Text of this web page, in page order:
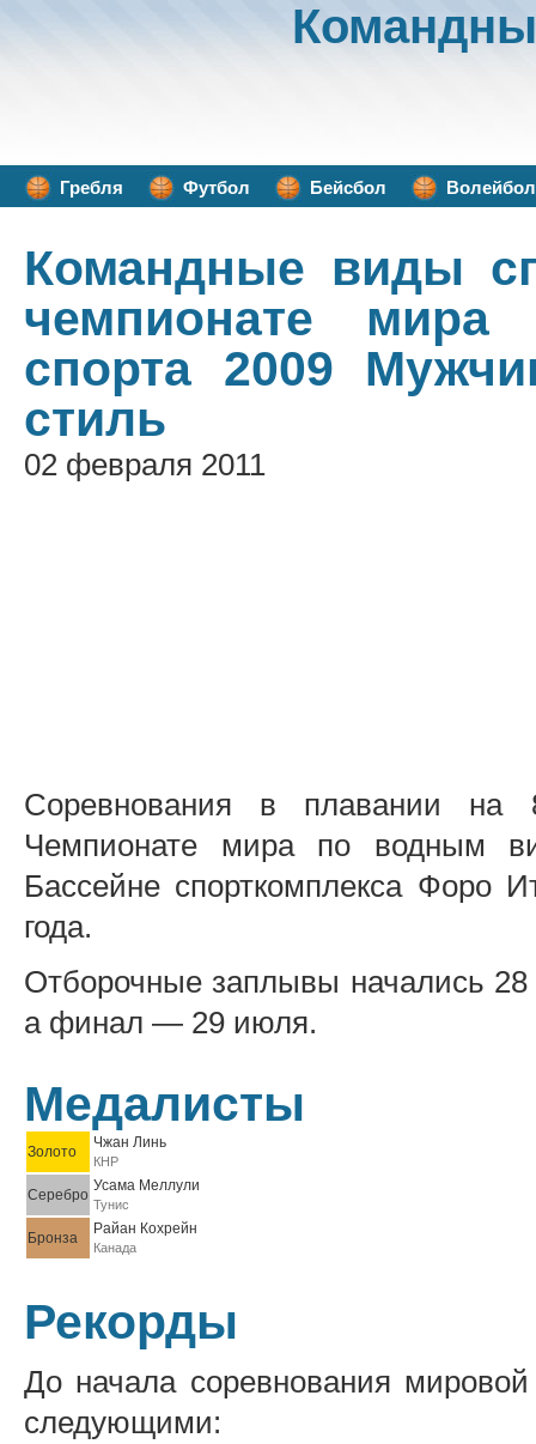
Гребля Футбол Бейсбол Волейбол
Командные виды
чемпионате
спорта 2009
стиль
02 февраля 2011
Соревнования в плавании
Чемпионате мира по водным
Бассейне спорткомплекса
года.
Отборочные заплывы начались
а финал — 29 июля.
Медалисты
Золото
Чжан Линь
КНР
Серебро
Усама Меллули
Тунис
Бронза
Райан Кохрейн
Канада
Рекорды
До начала соревнования
следующими: